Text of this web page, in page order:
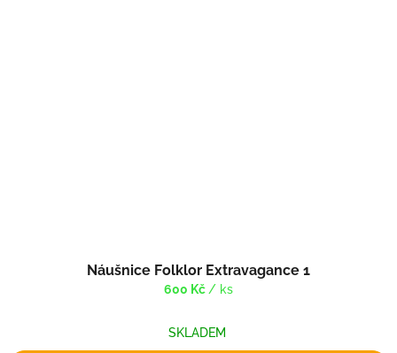
Náušnice Folklor Extravagance 1
600 Kč / ks
SKLADEM